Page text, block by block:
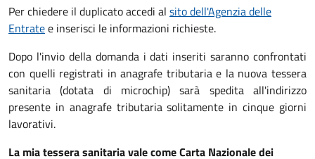
Per chiedere il duplicato accedi al sito dell'Agenzia delle
Entratee inserisci le informazioni richieste.
Dopo l'invio della domanda i dati inseriti saranno confrontati
con quelli registrati in anagrafe tributaria e la nuova tessera
sanitaria (dotata di microchip) sarà spedita all'indirizzo
presente in anagrafe tributaria solitamente in cinque giorni
lavorativi.
La mia tessera sanitaria vale come Carta Nazionale dei